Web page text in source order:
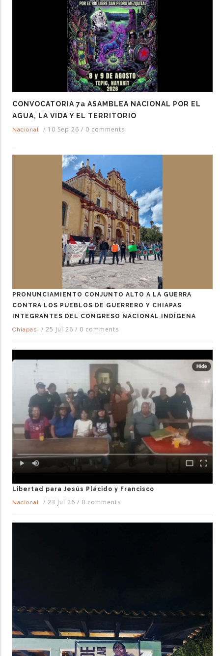
CONVOCATORIA 7a ASAMBLEA NACIONAL POR EL
AGUA, LA VIDA Y EL TERRITORIO
Nacional / 10 Sep 26 / 0 comments
PRONUNCIAMIENTO CONJUNTO ALTO A LA GUERRA
CONTRA LOS PUEBLOS DE GUERRERO Y CHIAPAS
INTEGRANTES DEL CONGRESO NACIONAL INDÍGENA
Chiapas
/ 25 Jul 26 / 0 comments
Libertad para Jesús Plácido y Francisco
Nacional
/ 23 Jul 26 / 0 comments